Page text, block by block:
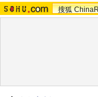
搜狐